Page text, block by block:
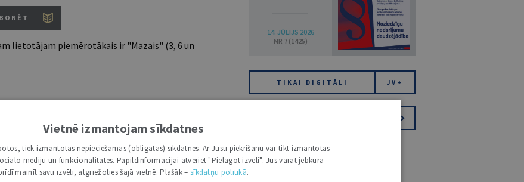
lietotājam piemērotākais ir "Mazais" (3, 6 un
mapes
14. JŪLIJS 2026
NR 7 (1425)
TIKAI DIGITĀLI JV+
Vietnē izmantojam sīkdatnes
tiek izmantotas nepieciešamās (obligātās) sīkdatnes. Ar Jūsu piekrišanu var tikt izmantotas
mediju un funkcionalitātes. Papildinformācijai atveriet "Pielāgot izvēli". Jūs varat jebkurā
mainīt savu izvēli, atgriežoties šajā vietnē. Plašāk – sīkdatņu politikā.